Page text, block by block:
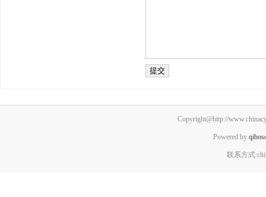
Copyright@http://
Powered by
联系方式